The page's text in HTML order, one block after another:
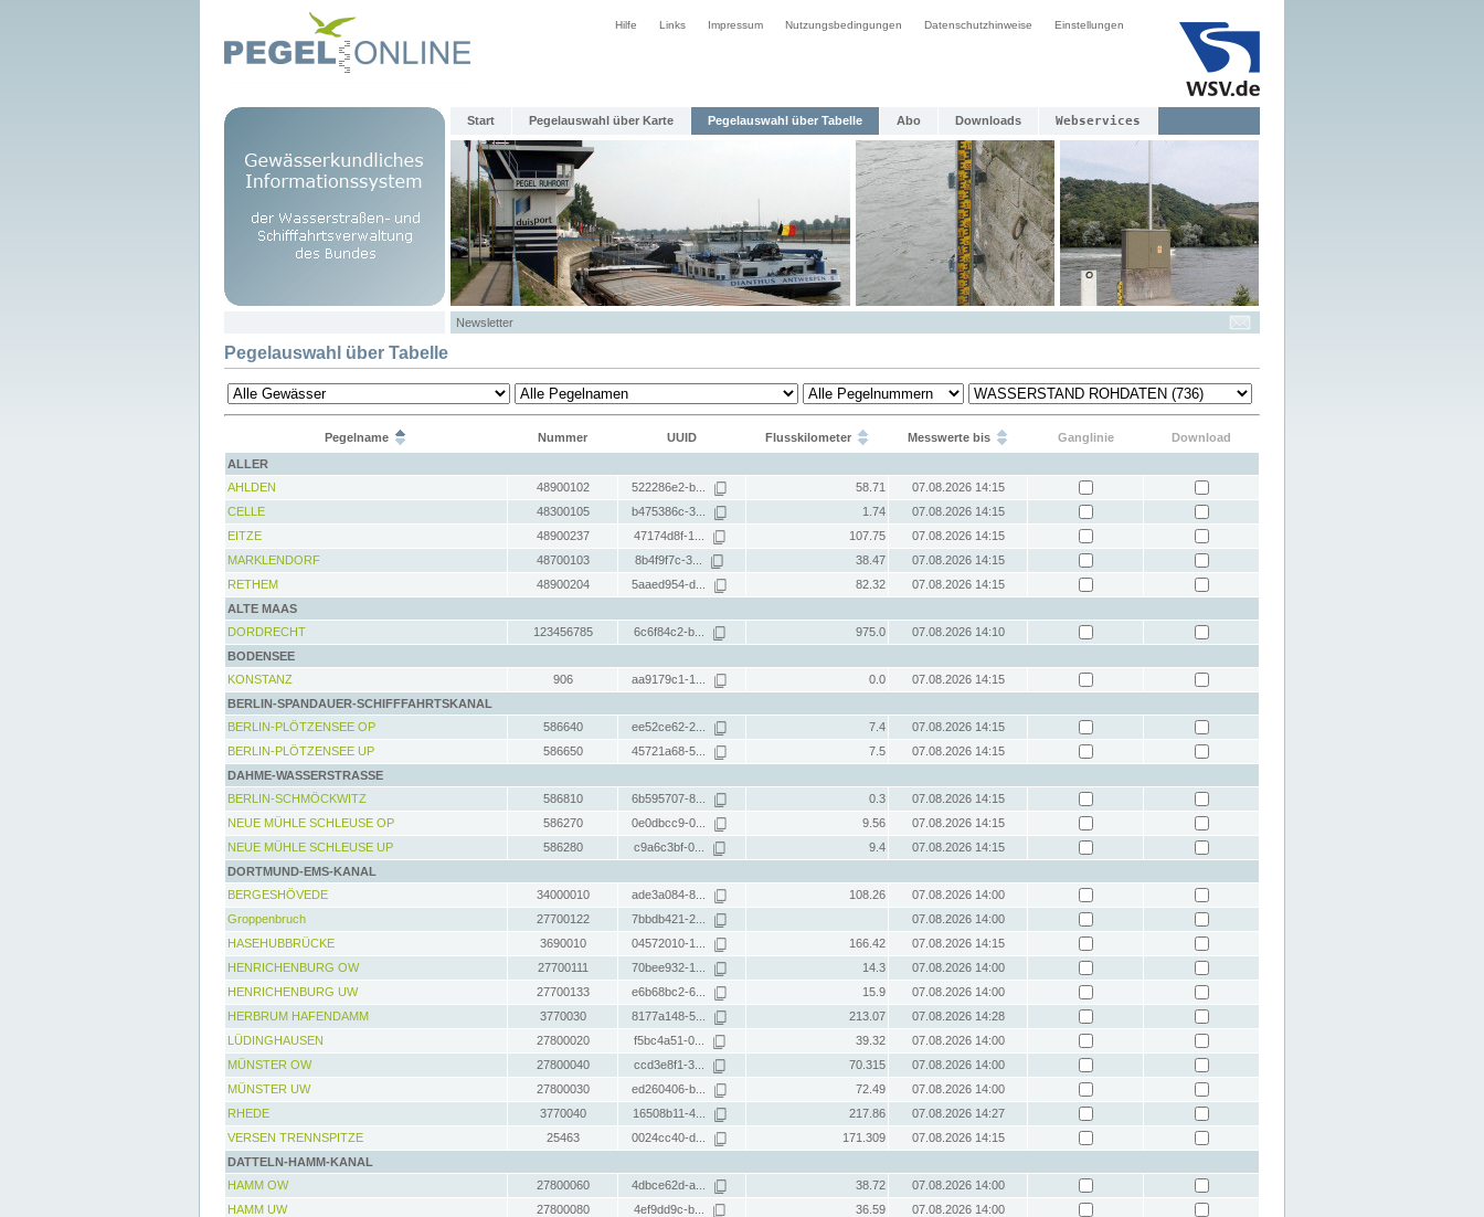
Hilfe Links Impressum Nutzungsbedingungen Datenschutzhinweise Einstellungen
Start Pegelauswahl über Karte Pegelauswahl über Tabelle Abo Downloads Webservices
Newsletter
Pegelauswahl über Tabelle
Pegelname Nummer UUID Flusskilometer Messwerte bis Ganglinie
Download
ALLER
AHLDEN
48900102 522286e2-b... 58.71
07.08.2026 14:15
CELLE
48300105 b475386c-3... 1.74
07.08.2026 14:15
EITZE
48900237 47174d8f-1... 107.75
07.08.2026 14:15
MARKLENDORF
48700103 8b4f9f7c-3... 38.47
07.08.2026 14:15
RETHEM
48900204 5aaed954-d... 82.32
07.08.2026 14:15
ALTE MAAS
DORDRECHT
123456785 6c6f84c2-b... 975.0
07.08.2026 14:10
BODENSEE
KONSTANZ
906 aa9179c1-1... 0.0
07.08.2026 14:15
BERLIN-SPANDAUER-SCHIFFFAHRTSKANAL
BERLIN-PLÖTZENSEE OP
586640 ee52ce62-2... 7.4
07.08.2026 14:15
BERLIN-PLÖTZENSEE UP
586650 45721a68-5... 7.5
07.08.2026 14:15
DAHME-WASSERSTRASSE
BERLIN-SCHMÖCKWITZ
586810 6b595707-8... 0.3
07.08.2026 14:15
NEUE MÜHLE SCHLEUSE OP
586270 0e0dbcc9-0... 9.56
07.08.2026 14:15
NEUE MÜHLE SCHLEUSE UP
586280 c9a6c3bf-0... 9.4
07.08.2026 14:15
DORTMUND-EMS-KANAL
BERGESHÖVEDE
34000010 ade3a084-8... 108.26
07.08.2026 14:00
Groppenbruch
27700122 7bbdb421-2...
07.08.2026 14:00
HASEHUBBRÜCKE
3690010 04572010-1... 166.42
07.08.2026 14:15
HENRICHENBURG OW
27700111 70bee932-1... 14.3
07.08.2026 14:00
HENRICHENBURG UW
27700133 e6b68bc2-6... 15.9
07.08.2026 14:00
HERBRUM HAFENDAMM
3770030 8177a148-5... 213.07
07.08.2026 14:28
LÜDINGHAUSEN
27800020 f5bc4a51-0... 39.32
07.08.2026 14:00
MÜNSTER OW
27800040 ccd3e8f1-3... 70.315
07.08.2026 14:00
MÜNSTER UW
27800030 ed260406-b... 72.49
07.08.2026 14:00
RHEDE
3770040 16508b11-4... 217.86
07.08.2026 14:27
VERSEN TRENNSPITZE
25463 0024cc40-d... 171.309
07.08.2026 14:15
DATTELN-HAMM-KANAL
HAMM OW
27800060 4dbce62d-a... 38.72
07.08.2026 14:00
HAMM UW
27800080 4ef9dd9c-b... 36.59
07.08.2026 14:00